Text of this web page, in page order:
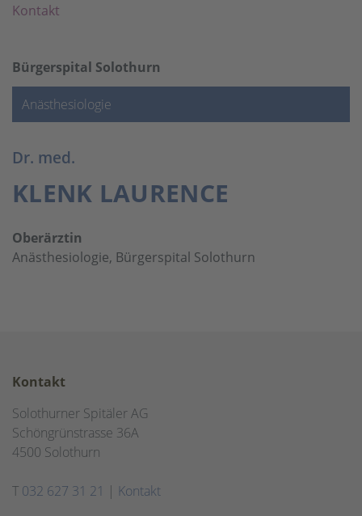
Kontakt
Bürgerspital Solothurn
Anästhesiologie
Dr. med.
KLENK LAURENCE
Oberärztin
Anästhesiologie, Bürgerspital Solothurn
Kontakt
Solothurner Spitäler AG
Schöngrünstrasse 36A
4500 Solothurn
T 032 627 31 21 | Kontakt